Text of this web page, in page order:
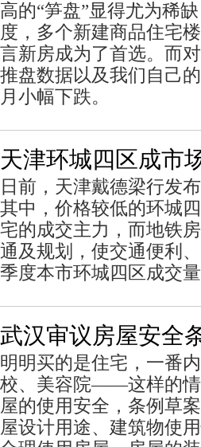
高的“笋盘”显得尤为稀
度，多个新建商品住宅
言新房成为了首选。而
推盘数据以及我们自己
月小幅下跌。
天津环城四区成市
日前，天津戴德梁行发
其中，价格较低的环城
宅的成交主力，而地铁
通及规划，使交通便利
季度本市环城四区成交
武汉审议房屋安全
明明买的是住宅，一番
校、美容院——这样的情
屋的使用安全，条例草
屋设计用途、建筑物使